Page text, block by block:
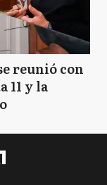
reunió con
11 y la